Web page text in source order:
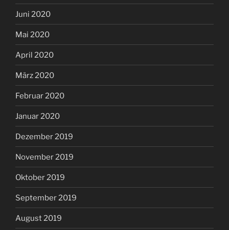
Juni 2020
Mai 2020
April 2020
März 2020
Februar 2020
Januar 2020
Dezember 2019
November 2019
Oktober 2019
September 2019
August 2019